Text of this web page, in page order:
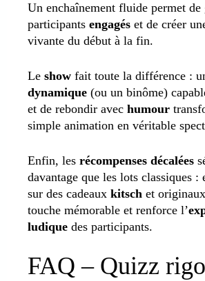
Un enchaînement fluide permet de
participants engagés et de créer
vivante du début à la fin.
Le show fait toute la différence :
dynamique (ou un binôme)
et de rebondir avec humour
simple animation en véritable
Enfin, les récompenses décalées
davantage que les lots classiques :
sur des cadeaux kitsch et
touche mémorable et renforce l’
ludique des participants.
FAQ – Quizz